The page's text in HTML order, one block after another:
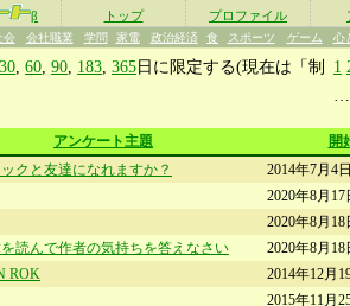
β トップ プロファイル
会 会社職業 学問 家電 政治経済 食 スポーツ ゲーム 心
30 60 90 183 365日に限定する(現在は「制
1
アンケート主題
開
クと友達になれますか？
2014年7月4
2020年8月
2020年8月
読んで作者の気持ちを答えなさい
2020年8月
ROK
2014年12月
2015年11月